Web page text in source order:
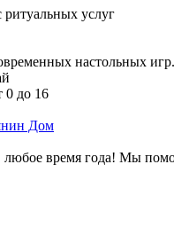
услуг
настольных игр.
0 до 16
Дом
время года! Мы